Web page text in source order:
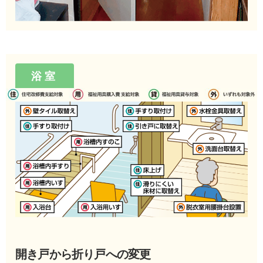
浴室
開き戸から折り戸への変更